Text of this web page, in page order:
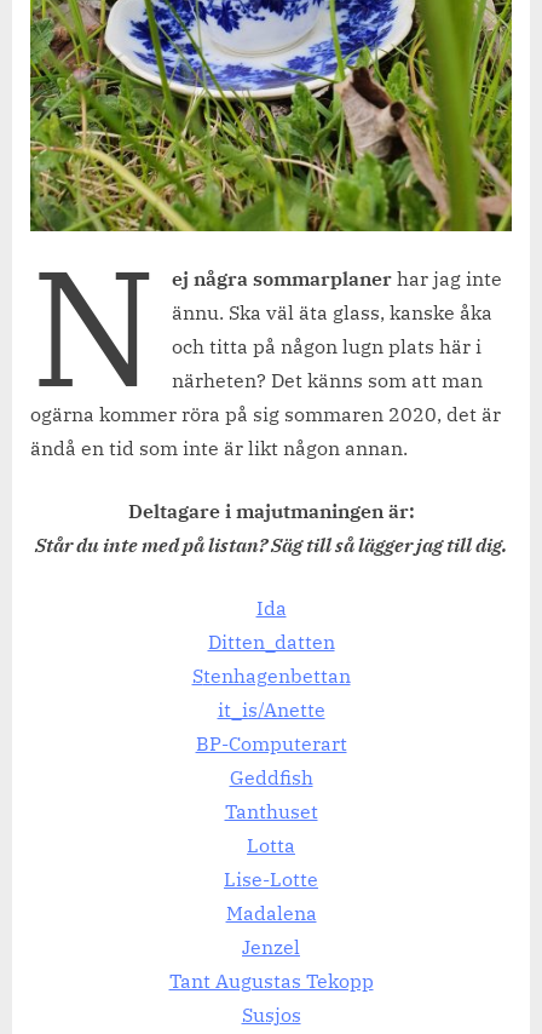
N ej några sommarplaner har jag inte
ännu. Ska väl äta glass, kanske åka
och titta på någon lugn plats här i
närheten? Det känns som att man
ogärna kommer röra på sig sommaren 2020, det är
ändå en tid som inte är likt någon annan.
Deltagare i majutmaningen är:
Står du inte med på listan? Säg till så lägger jag till dig.
Ida
Ditten_datten
Stenhagenbettan
it_is/Anette
BP-Computerart
Geddfish
Tanthuset
Lotta
Lise-Lotte
Madalena
Jenzel
Tant Augustas Tekopp
Susjos